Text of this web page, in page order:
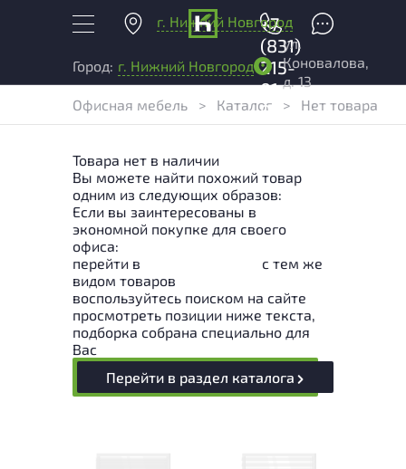
г. Нижний Новгород
+7
(831)
215-
01-
04
Город: г. Нижний Новгород
ул.
Коновалова,
д. 13
Офисная мебель
> Каталог > Нет товара
Товара нет в наличии
Вы можете найти похожий товар
одним из следующих образов:
Если вы заинтересованы в
экономной покупке для своего
офиса:
перейти в
с тем же
видом товаров
воспользуйтесь поиском на сайте
просмотреть позиции ниже текста,
подборка собрана специально для
Вас
Перейти в раздел каталога